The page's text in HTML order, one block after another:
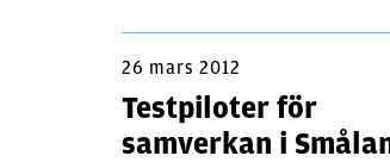
26 mars 2012
Testpiloter för
samverkan i